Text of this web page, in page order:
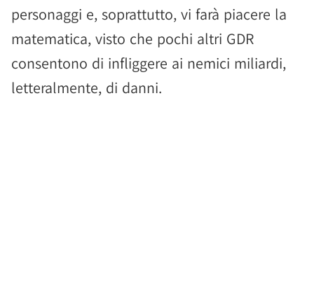
personaggi e, soprattutto, vi farà piacere la
matematica, visto che pochi altri GDR
consentono di infliggere ai nemici miliardi,
letteralmente, di danni.